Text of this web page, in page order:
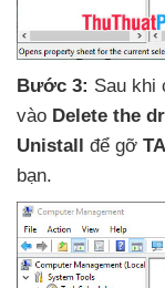
Bước 3: Sau khi
vào Delete the
Unistall để gỡ
bạn.